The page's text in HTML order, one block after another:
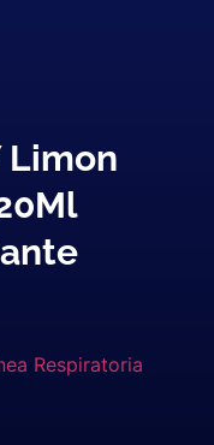
Limon
Respiratoria